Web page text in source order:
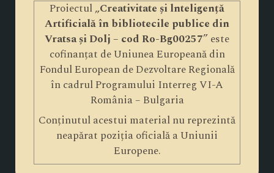
Proiectul „Creativitate și lnteligență
Artificială în bibliotecile publice din
Vratsa și Dolj – cod Ro-Bg00257” este
cofinanțat de Uniunea Europeană din
Fondul European de Dezvoltare Regională
în cadrul Programului Interreg VI-A
România – Bulgaria
Conținutul acestui material nu reprezintă
neapărat poziția oficială a Uniunii
Europene.